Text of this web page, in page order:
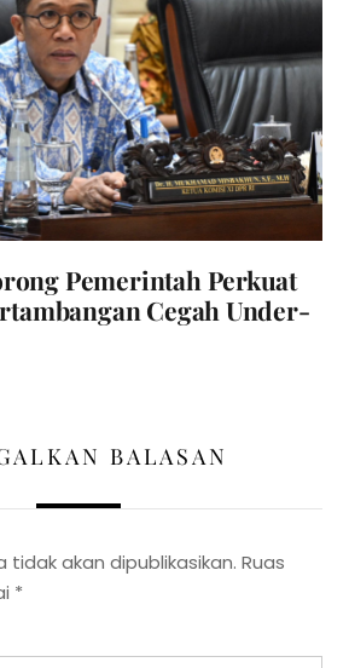
Pemerintah Perkuat
Cegah Under-
BALASAN
akan dipublikasikan. Ruas
*